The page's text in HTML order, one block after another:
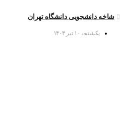
شاخه دانشجویی دانشگاه تهران
یکشنبه، ۱۰ تیر ۱۴۰۳